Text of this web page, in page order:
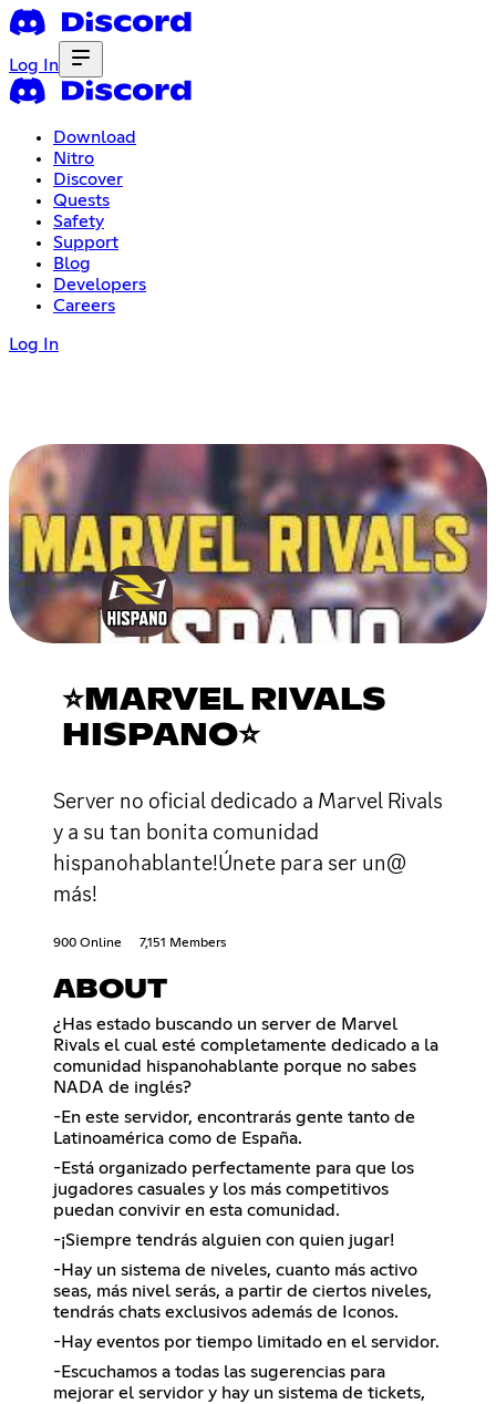
Log In
Download
Nitro
Discover
Quests
Safety
Support
Blog
Developers
Careers
Log In
⭐MARVEL RIVALS
HISPANO⭐
Server no oficial dedicado a Marvel Rivals
y a su tan bonita comunidad
hispanohablante!Únete para ser un@
más!
900 Online 7,151 Members
ABOUT
¿Has estado buscando un server de Marvel
Rivals el cual esté completamente dedicado a la
comunidad hispanohablante porque no sabes
NADA de inglés?
-En este servidor, encontrarás gente tanto de
Latinoamérica como de España.
-Está organizado perfectamente para que los
jugadores casuales y los más competitivos
puedan convivir en esta comunidad.
-¡Siempre tendrás alguien con quien jugar!
-Hay un sistema de niveles, cuanto más activo
seas, más nivel serás, a partir de ciertos niveles,
tendrás chats exclusivos además de Iconos.
-Hay eventos por tiempo limitado en el servidor.
-Escuchamos a todas las sugerencias para
mejorar el servidor y hay un sistema de tickets,